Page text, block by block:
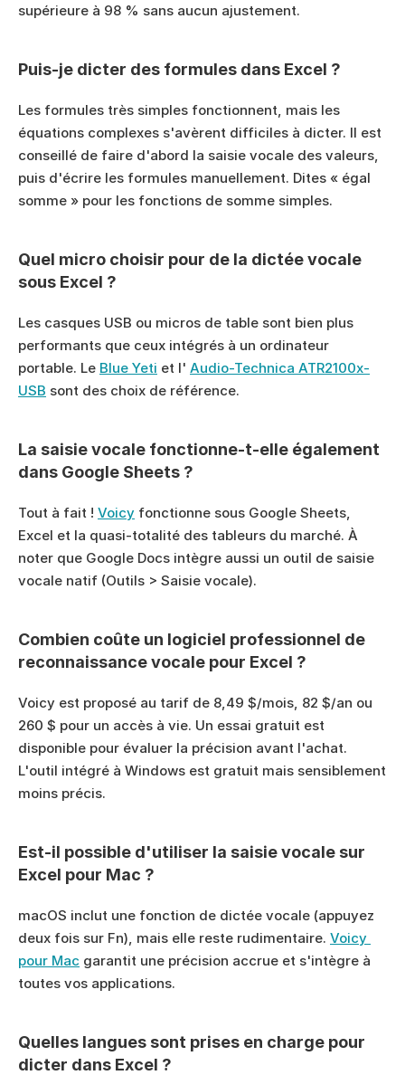
supérieure à 98 % sans aucun ajustement.
Puis-je dicter des formules dans Excel ?
Les formules très simples fonctionnent, mais les
équations complexes s'avèrent difficiles à dicter. Il est
conseillé de faire d'abord la saisie vocale des valeurs,
puis d'écrire les formules manuellement. Dites « égal
somme » pour les fonctions de somme simples.
Quel micro choisir pour de la dictée vocale
sous Excel ?
Les casques USB ou micros de table sont bien plus
performants que ceux intégrés à un ordinateur
portable. Le Blue Yeti et l' Audio-Technica ATR2100x-
USB sont des choix de référence.
La saisie vocale fonctionne-t-elle également
dans Google Sheets ?
Tout à fait ! Voicy fonctionne sous Google Sheets,
Excel et la quasi-totalité des tableurs du marché. À
noter que Google Docs intègre aussi un outil de saisie
vocale natif (Outils > Saisie vocale).
Combien coûte un logiciel professionnel de
reconnaissance vocale pour Excel ?
Voicy est proposé au tarif de 8,49 $/mois, 82 $/an ou
260 $ pour un accès à vie. Un essai gratuit est
disponible pour évaluer la précision avant l'achat.
L'outil intégré à Windows est gratuit mais sensiblement
moins précis.
Est-il possible d'utiliser la saisie vocale sur
Excel pour Mac ?
macOS inclut une fonction de dictée vocale (appuyez
deux fois sur Fn), mais elle reste rudimentaire. Voicy
pour Mac garantit une précision accrue et s'intègre à
toutes vos applications.
Quelles langues sont prises en charge pour
dicter dans Excel ?